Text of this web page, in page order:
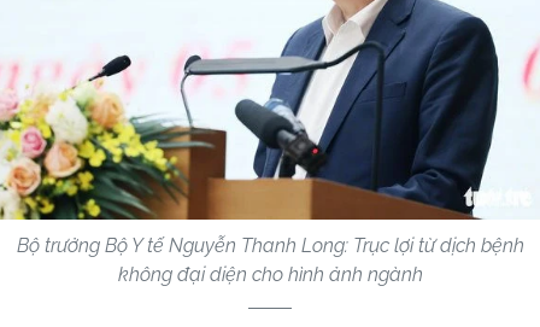
Bộ trưởng Bộ Y tế Nguyễn Thanh Long: Trục lợi từ dịch bệnh
không đại diện cho hình ảnh ngành